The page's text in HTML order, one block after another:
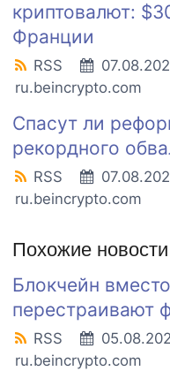
криптовалют:
Франции
RSS
ru.beincrypto.com
Спасут ли
рекордного
RSS
ru.beincrypto.com
Похожие новости
Блокчейн
перестраивают
RSS
ru.beincrypto.com